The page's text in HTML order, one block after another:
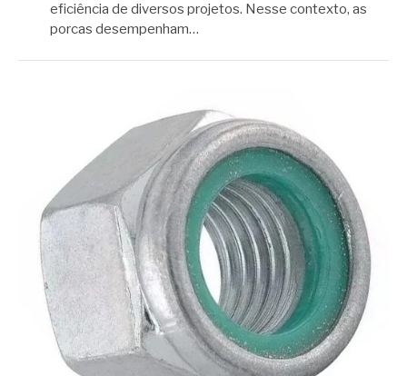
eficiência de diversos projetos. Nesse contexto, as
porcas desempenham…